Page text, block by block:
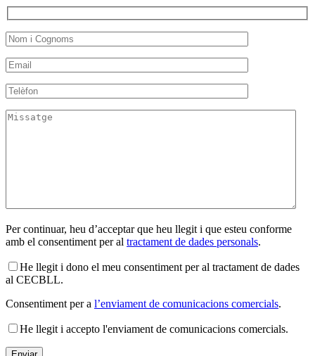
Per continuar, heu d’acceptar que heu llegit i que esteu conforme
amb el consentiment per al tractament de dades personals.
He llegit i dono el meu consentiment per al tractament de dades
al CECBLL.
Consentiment per a l’enviament de comunicacions comercials.
He llegit i accepto l'enviament de comunicacions comercials.